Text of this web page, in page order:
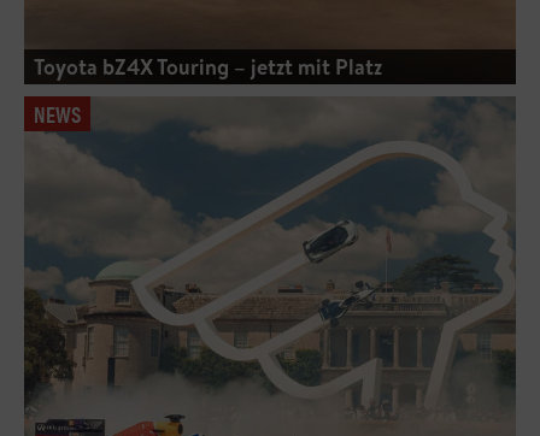
Toyota bZ4X Touring – jetzt mit Platz
NEWS